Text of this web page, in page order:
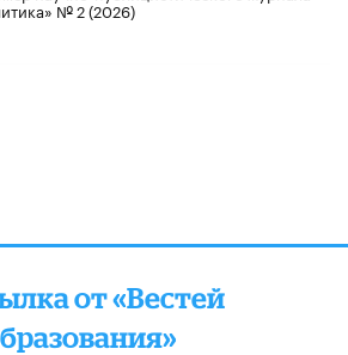
№ 2 (2026)
от «Вестей